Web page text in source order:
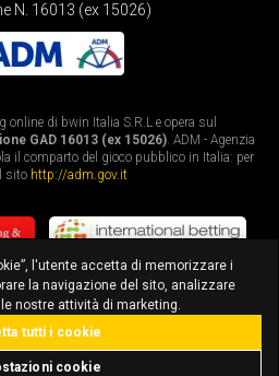
N. 16013 (ex 15026)
di bwin Italia S.R.L e opera sul
GAD 16013 (ex 15026). ADM - Agenzia
il comparto del gioco pubblico in Italia: per
sito http://adm.gov.it
scarica l'app
l'utente accetta di memorizzare i
la navigazione del sito, analizzare
nostre attività di marketing.
cookie
tutti i cookie